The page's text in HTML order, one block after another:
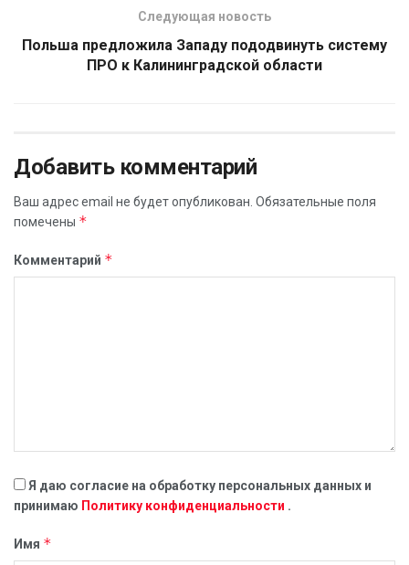
Следующая новость
Польша предложила Западу пододвинуть систему
ПРО к Калининградской области
Добавить комментарий
Ваш адрес email не будет опубликован. Обязательные поля
помечены *
Комментарий *
Я даю согласие на обработку персональных данных и
принимаю Политику конфиденциальности .
Имя *